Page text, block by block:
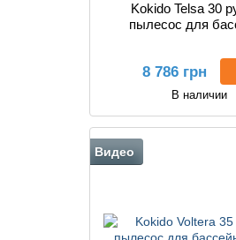
Kokido Telsa 30
пылесос для
8 786 грн
В наличии
Видео